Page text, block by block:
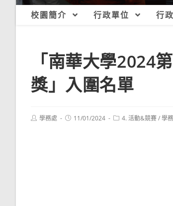
校園簡介 行政單位 行
「南華大學
獎」入圍名單
Post學務處
Post11/01/2024
Post4. 活動&競賽/學